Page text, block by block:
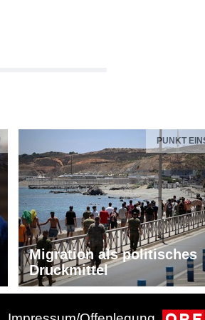
PUNKT
Migration als politisches
Druckmittel